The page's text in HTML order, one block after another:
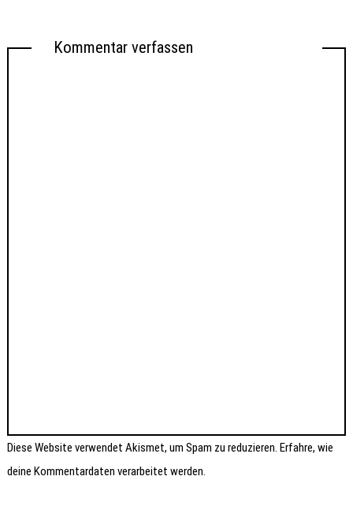
Kommentar verfassen
Diese Website verwendet Akismet, um Spam zu reduzieren.Erfahre, wie
deine Kommentardaten verarbeitet werden.